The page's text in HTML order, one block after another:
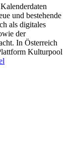
in den
Zugang von
Wien. Seit 111
folgenden
welche im
Hosseinyar,
und
und der
und bestehende
als digitales
der
In Österreich
Kulturpool